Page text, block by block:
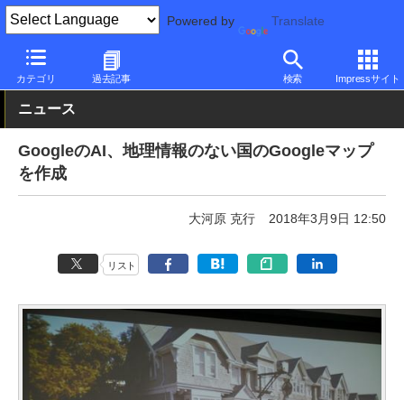
Powered by Translate
カテゴリ 過去記事 検索 Impressサイト
PC Watch 市場 サービス
ニュース
GoogleのAI、地理情報のない国のGoogleマップ
を作成
大河原 克行 2018年3月9日 12:50
リスト